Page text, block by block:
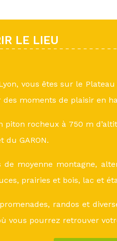
LE LIEU
vous êtes sur le
des moments de plaisir en
piton rocheux à 750 m
du GARON.
de moyenne montagne,
prairies et bois, lac et
randos et
vous pourrez retrouver